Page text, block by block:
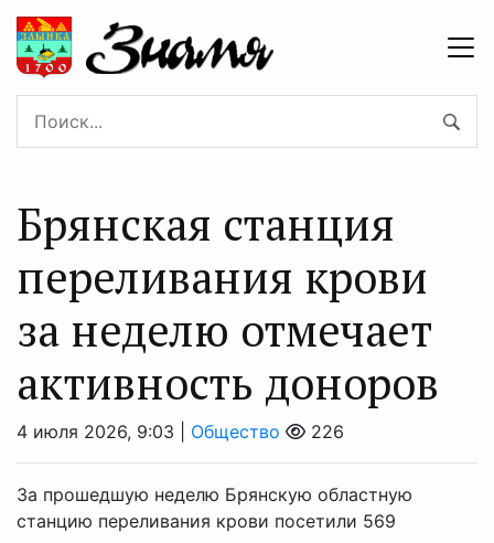
Брянская станция
переливания крови
за неделю отмечает
активность доноров
4 июля 2026, 9:03 | Общество 226
За прошедшую неделю Брянскую областную
станцию переливания крови посетили 569